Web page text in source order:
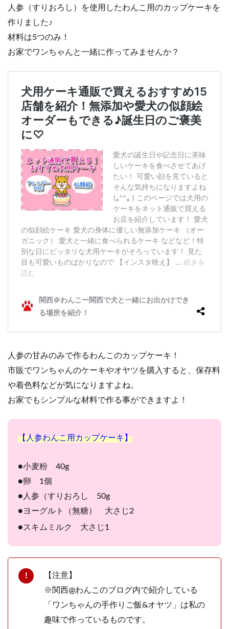
人参（すりおろし）を使用したわんこ用のカップケーキを
作りました♪
材料は5つのみ！
お家でワンちゃんと一緒に作ってみませんか？
人参の甘みのみで作るわんこのカップケーキ！
市販でワンちゃんのケーキやオヤツを購入すると、保存料
や着色料などが気になりますよね。
お家でもシンプルな材料で作る事ができますよ！
【人参わんこ用カップケーキ】
●小麦粉 40g
●卵 1個
●人参（すりおろし 50g
●ヨーグルト（無糖） 大さじ2
●スキムミルク 大さじ1
【注意】
※関西@わんこのブログ内で紹介している
「ワンちゃんの手作りご飯&オヤツ」は私の
趣味で作っているものです。